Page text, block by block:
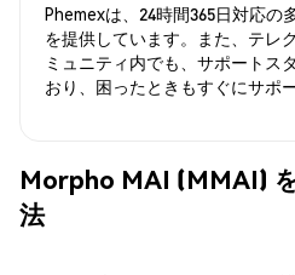
Phemexは、24時間365日対応の
を提供しています。また、テレ
ミュニティ内でも、サポートス
おり、困ったときもすぐにサポ
Morpho MAI (MMAI)
法